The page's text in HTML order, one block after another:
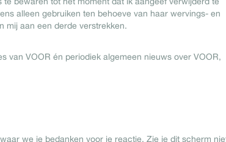
alleen gebruiken ten behoeve van haar wervings- en
mij aan een derde verstrekken.
van VOOR én periodiek algemeen nieuws over VOOR,
we je bedanken voor je reactie. Zie je dit scherm